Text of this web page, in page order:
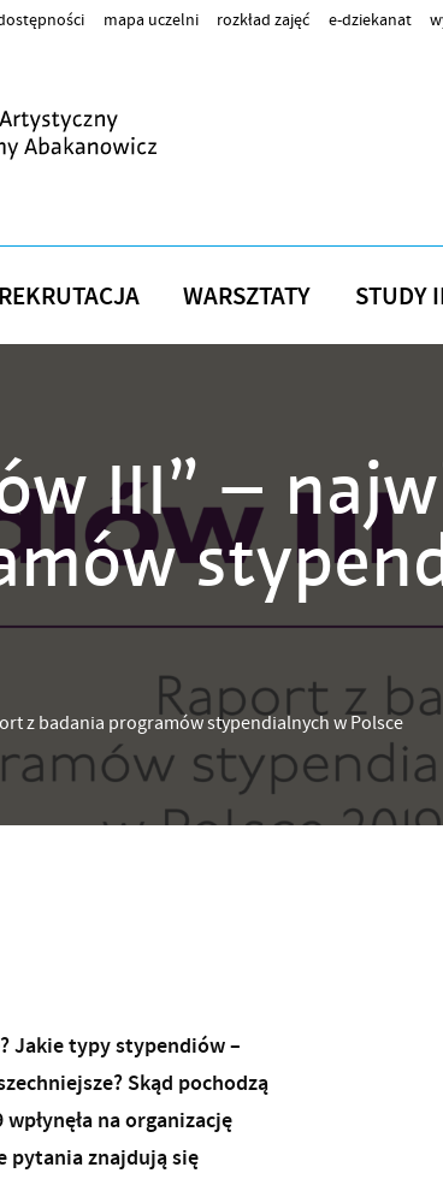
mapa uczelni rozkład zajęć e-dziekanat
REKRUTACJA WARSZTATY STUDY
III” –
z badania programów stypendialnych w Polsce
Jakie typy stypendiów –
Skąd pochodzą
na organizację
pytania znajdują się